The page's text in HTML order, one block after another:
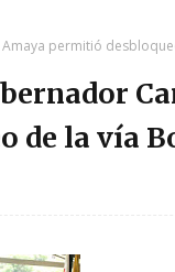
permitió
de la vía